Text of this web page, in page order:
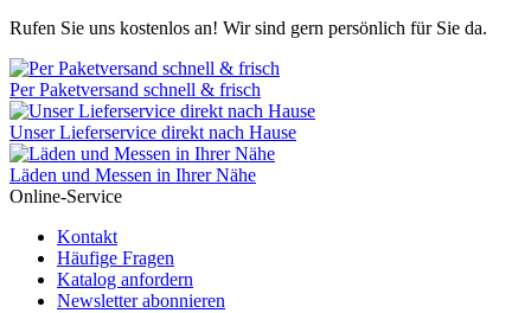
Rufen Sie uns kostenlos an! Wir sind gern persönlich für Sie da.
Per Paketversand schnell & frisch
Unser Lieferservice direkt nach Hause
Läden und Messen in Ihrer Nähe
Online-Service
Kontakt
Häufige Fragen
Katalog anfordern
Newsletter abonnieren